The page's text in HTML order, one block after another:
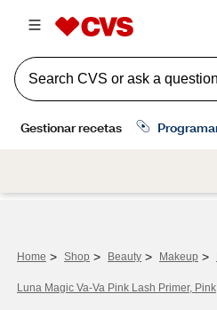
Home > Shop > Beauty > Makeup >
Luna Magic Va-Va Pink Lash Primer, Pink